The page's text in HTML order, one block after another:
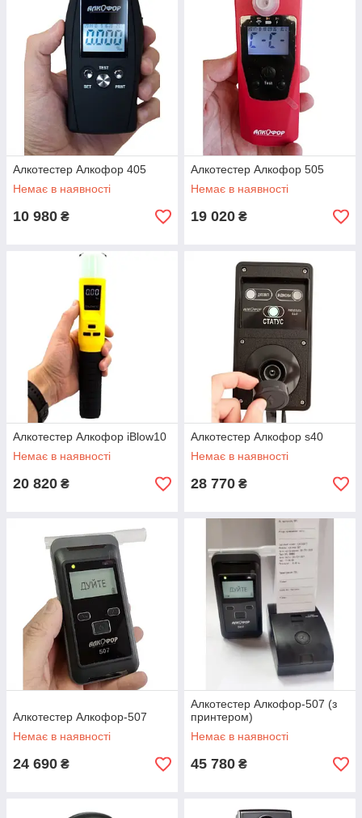
Алкотестер Алкофор 405
Немає в наявності
10 980 ₴
Алкотестер Алкофор 505
Немає в наявності
19 020 ₴
Алкотестер Алкофор iBlow10
Немає в наявності
20 820 ₴
Алкотестер Алкофор s40
Немає в наявності
28 770 ₴
Алкотестер Алкофор-507
Немає в наявності
24 690 ₴
Алкотестер Алкофор-507 (з
принтером)
Немає в наявності
45 780 ₴